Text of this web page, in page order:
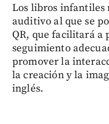
Los libros infantiles
auditivo al que se
QR, que facilitará a
seguimiento
promover la
la creación y la
inglés.